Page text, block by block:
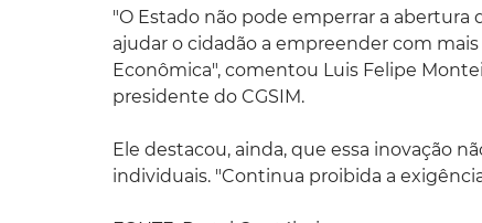
"O Estado não pode emperrar a abertura
ajudar o cidadão a empreender com
Econômica", comentou Luis Felipe
presidente do CGSIM.
Ele destacou, ainda, que essa inovação
individuais. "Continua proibida a